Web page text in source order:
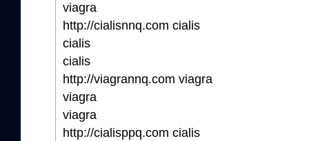
viagra
http://cialisnnq.com cialis
cialis
cialis
http://viagrannq.com viagra
viagra
viagra
http://cialisppq.com cialis